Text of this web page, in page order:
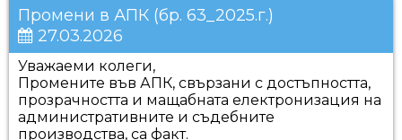
Промени в АПК (бр. 63_2025.г.)
27.03.2026
Уважаеми колеги,
Промените във АПК, свързани с достъпността,
прозрачността и мащабната електронизация на
административните и съдебните
производства, са факт.